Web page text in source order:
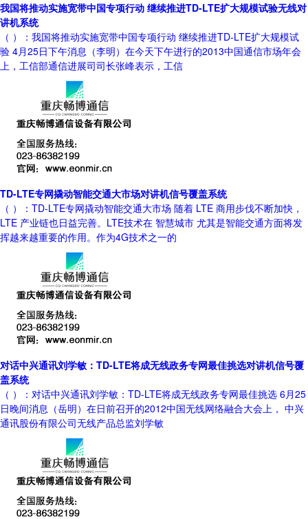
我国将推动实施宽带中国专项行动 继续推进TD-LTE扩大规模试验无线对
讲机系统
（ ）：我国将推动实施宽带中国专项行动 继续推进TD-LTE扩大规模试
验 4月25日下午消息（李明）在今天下午进行的2013中国通信市场年会
上，工信部通信进展司司长张峰表示，工信
TD-LTE专网撬动智能交通大市场对讲机信号覆盖系统
（ ）：TD-LTE专网撬动智能交通大市场 随着 LTE 商用步伐不断加快，
LTE 产业链也日益完善。LTE技术在 智慧城市 尤其是智能交通方面将发
挥越来越重要的作用。作为4G技术之一的
对话中兴通讯刘学敏：TD-LTE将成无线政务专网最佳挑选对讲机信号覆
盖系统
（ ）：对话中兴通讯刘学敏：TD-LTE将成无线政务专网最佳挑选 6月25
日晚间消息（岳明）在日前召开的2012中国无线网络融合大会上， 中兴
通讯股份有限公司无线产品总监刘学敏